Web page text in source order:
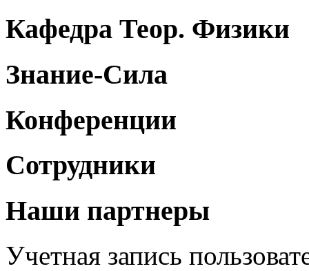
Кафедра Теор. Физики
Знание-Сила
Конференции
Сотрудники
Наши партнеры
Учетная запись